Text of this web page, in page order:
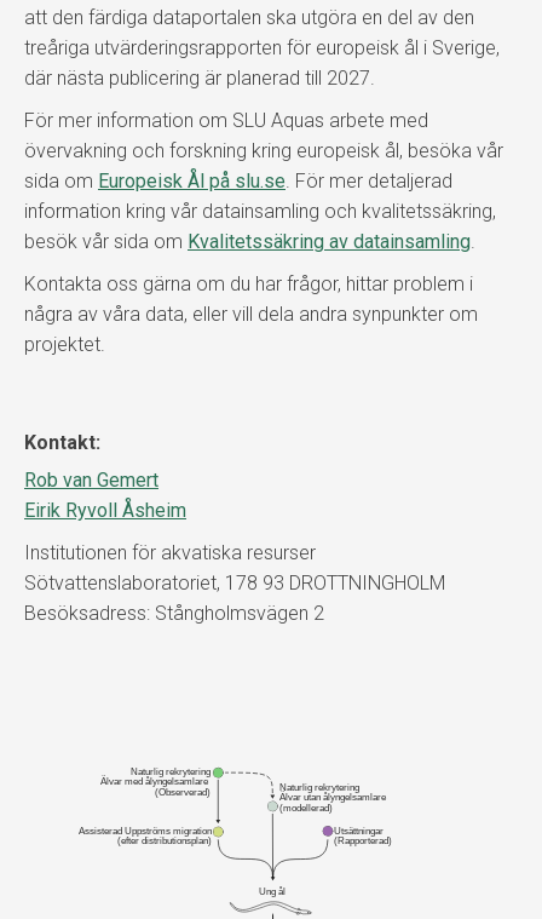
att den färdiga dataportalen ska utgöra en del av den
treåriga utvärderingsrapporten för europeisk ål i Sverige,
där nästa publicering är planerad till 2027.
För mer information om SLU Aquas arbete med
övervakning och forskning kring europeisk ål, besöka vår
sida om Europeisk Ål på slu.se. För mer detaljerad
information kring vår datainsamling och kvalitetssäkring,
besök vår sida om Kvalitetssäkring av datainsamling.
Kontakta oss gärna om du har frågor, hittar problem i
några av våra data, eller vill dela andra synpunkter om
projektet.
Kontakt:
Rob van Gemert
Eirik Ryvoll Åsheim
Institutionen för akvatiska resurser
Sötvattenslaboratoriet, 178 93 DROTTNINGHOLM
Besöksadress: Stångholmsvägen 2
Naturlig rekrytering
Älvar utan ålyngelsamlare
(modellerad)
Utsättningar
(Rapporterad)
Naturlig rekrytering
Älvar med ålyngelsamlare
(Observerad)
Assisterad Uppströms migration
(efter distributionsplan)
Ung ål